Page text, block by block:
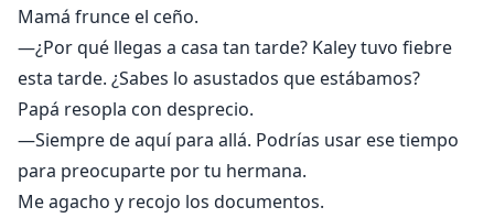
Mamá frunce el ceño.
—¿Por qué llegas a casa tan tarde? Kaley tuvo fiebre
esta tarde. ¿Sabes lo asustados que estábamos?
Papá resopla con desprecio.
—Siempre de aquí para allá. Podrías usar ese tiempo
para preocuparte por tu hermana.
Me agacho y recojo los documentos.